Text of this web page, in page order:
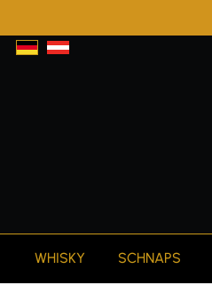
Zur
WHISKY SCHNAPS